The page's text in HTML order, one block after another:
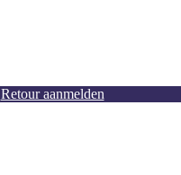
Retour aanmelden